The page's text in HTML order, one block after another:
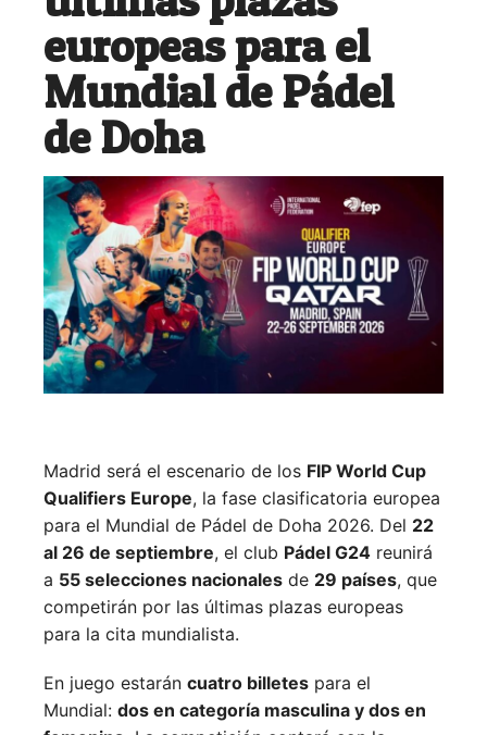
europeas para el
Mundial de Pádel
de Doha
Madrid será el escenario de los FIP World Cup
Qualifiers Europe, la fase clasificatoria europea
para el Mundial de Pádel de Doha 2026. Del 22
al 26 de septiembre, el club Pádel G24 reunirá
a 55 selecciones nacionales de 29 países, que
competirán por las últimas plazas europeas
para la cita mundialista.
En juego estarán cuatro billetes para el
Mundial: dos en categoría masculina y dos en